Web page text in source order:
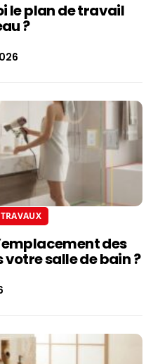
le plan de travail
?
TRAVAUX
des
salle de bain ?